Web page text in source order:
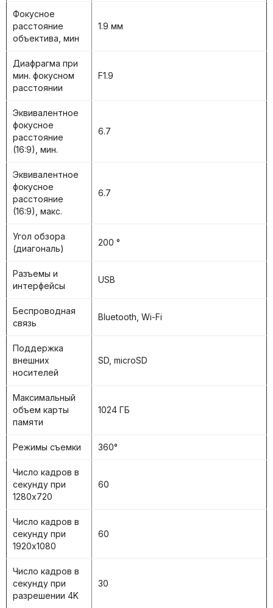
Фокусное
расстояние
объектива, мин
1.9 мм
Диафрагма при
мин. фокусном
расстоянии
F1.9
Эквивалентное
фокусное
расстояние
(16:9), мин.
6.7
Эквивалентное
фокусное
расстояние
(16:9), макс.
6.7
Угол обзора
(диагональ)
200 °
Разъемы и
интерфейсы
USB
Беспроводная
связь
Bluetooth, Wi-Fi
Поддержка
внешних
носителей
SD, microSD
Максимальный
объем карты
памяти
1024 ГБ
Режимы съемки 360°
Число кадров в
секунду при
1280х720
60
Число кадров в
секунду при
1920x1080
60
Число кадров в
секунду при
разрешении 4K
30